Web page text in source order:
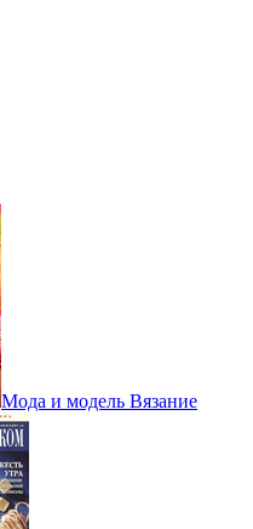
Мода и модель Вязание